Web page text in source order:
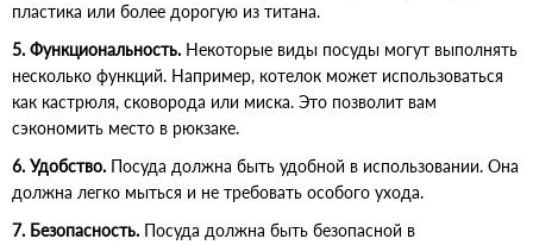
пластика или более дорогую из титана.
5. Функциональность. Некоторые виды посуды могут выполнять
несколько функций. Например, котелок может использоваться
как кастрюля, сковорода или миска. Это позволит вам
сэкономить место в рюкзаке.
6. Удобство. Посуда должна быть удобной в использовании. Она
должна легко мыться и не требовать особого ухода.
7. Безопасность. Посуда должна быть безопасной в